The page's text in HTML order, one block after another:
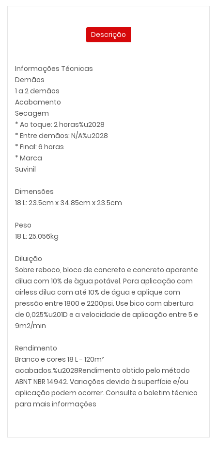
Descrição
Informações Técnicas
Demãos
1 a 2 demãos
Acabamento
Secagem
* Ao toque: 2 horas%u2028
* Entre demãos: N/A%u2028
* Final: 6 horas
* Marca
Suvinil
Dimensões
18 L: 23.5cm x 34.85cm x 23.5cm
Peso
18 L: 25.056kg
Diluição
Sobre reboco, bloco de concreto e concreto aparente
dilua com 10% de àgua potável. Para aplicação com
airless dilua com até 10% de água e aplique com
pressão entre 1800 e 2200psi. Use bico com abertura
de 0,025%u201D e a velocidade de aplicação entre 5 e
9m2/min
Rendimento
Branco e cores 18 L - 120m²
acabados.%u2028Rendimento obtido pelo método
ABNT NBR 14942. Variações devido à superfície e/ou
aplicação podem ocorrer. Consulte o boletim técnico
para mais informações